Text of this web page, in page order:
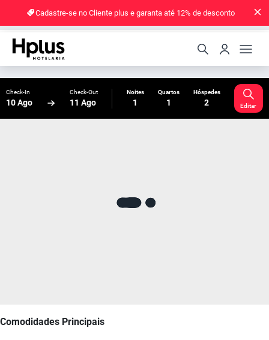
Cadastre-se no Cliente plus e garanta até 12% de desconto
Check-In
10 Ago
Check-Out
11 Ago
Noites
1
Quartos
1
Hóspedes
2 Editar
Comodidades Principais